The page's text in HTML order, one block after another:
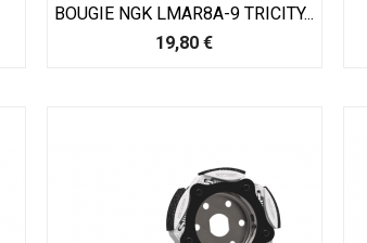
BOUGIE NGK LMAR8A-9 TRICITY...
Prix
19,80 €